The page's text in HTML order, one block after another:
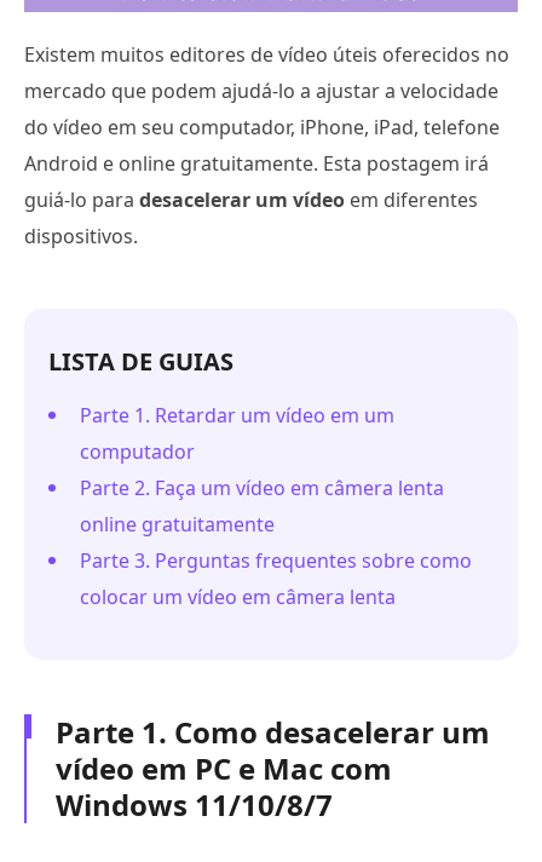
Existem muitos editores de vídeo úteis oferecidos no
mercado que podem ajudá-lo a ajustar a velocidade
do vídeo em seu computador, iPhone, iPad, telefone
Android e online gratuitamente. Esta postagem irá
guiá-lo para desacelerar um vídeo em diferentes
dispositivos.
LISTA DE GUIAS
Parte 1. Retardar um vídeo em um
computador
Parte 2. Faça um vídeo em câmera lenta
online gratuitamente
Parte 3. Perguntas frequentes sobre como
colocar um vídeo em câmera lenta
Parte 1. Como desacelerar um
vídeo em PC e Mac com
Windows 11/10/8/7